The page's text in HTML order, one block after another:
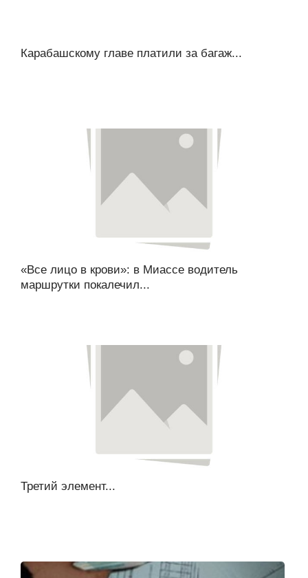
Карабашскому главе платили за багаж...
«Все лицо в крови»: в Миассе водитель
маршрутки покалечил...
Третий элемент...